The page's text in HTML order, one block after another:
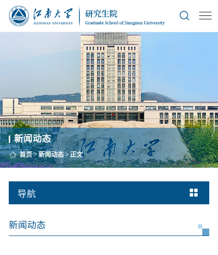
新闻动态
首页>新闻动态> 正文
导航
新闻动态